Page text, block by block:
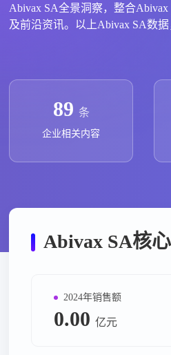
投资决策与交易估值
投融资
时讯
政策法规
药品生产企业
Abivax SA全景洞察，整合
及前沿资讯。以上Abivax SA数
89 条
企业相关内容
Abivax SA核
2024年销售额
0.00 亿元